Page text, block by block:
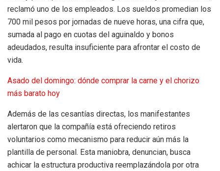
reclamó uno de los empleados. Los sueldos promedian los
700 mil pesos por jornadas de nueve horas, una cifra que,
sumada al pago en cuotas del aguinaldo y bonos
adeudados, resulta insuficiente para afrontar el costo de
vida.
Asado del domingo: dónde comprar la carne y el chorizo
más barato hoy
Además de las cesantías directas, los manifestantes
alertaron que la compañía está ofreciendo retiros
voluntarios como mecanismo para reducir aún más la
plantilla de personal. Esta maniobra, denuncian, busca
achicar la estructura productiva reemplazándola por otra